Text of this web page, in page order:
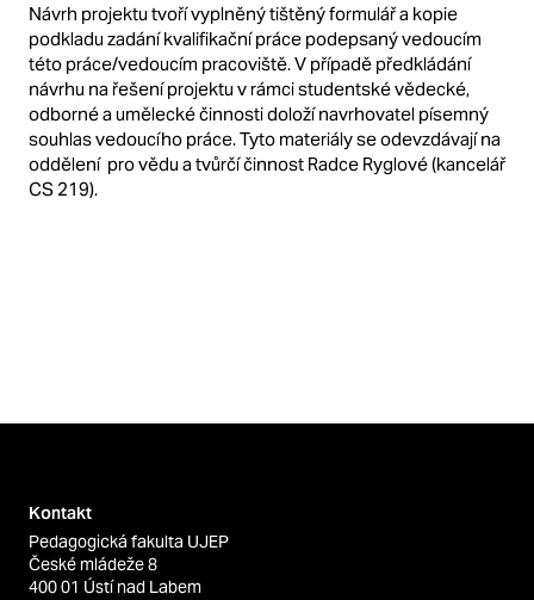
Návrh projektu tvoří vyplněný tištěný formulář a kopie
podkladu zadání kvalifikační práce podepsaný vedoucím
této práce/vedoucím pracoviště. V případě předkládání
návrhu na řešení projektu v rámci studentské vědecké,
odborné a umělecké činnosti doloží navrhovatel písemný
souhlas vedoucího práce. Tyto materiály se odevzdávají na
oddělení pro vědu a tvůrčí činnost Radce Ryglové (kancelář
CS 219).
Kontakt
Pedagogická fakulta UJEP
České mládeže 8
400 01 Ústí nad Labem